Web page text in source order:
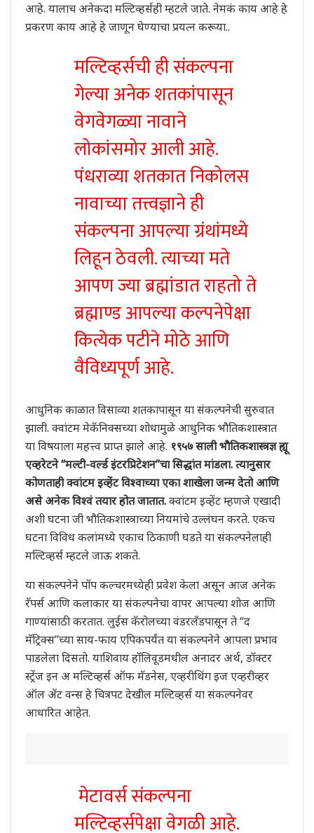
आहे. यालाच अनेकदा मल्टिव्हर्सही म्हटले जाते. नेमकं काय आहे हे
प्रकरण काय आहे हे जाणून घेण्याचा प्रयत्न करूया..
मल्टिव्हर्सची ही संकल्पना
गेल्या अनेक शतकांपासून
वेगवेगळ्या नावाने
लोकांसमोर आली आहे.
पंधराव्या शतकात निकोलस
नावाच्या तत्त्वज्ञाने ही
संकल्पना आपल्या ग्रंथांमध्ये
लिहून ठेवली. त्याच्या मते
आपण ज्या ब्रह्मांडात राहतो ते
ब्रह्माण्ड आपल्या कल्पनेपेक्षा
कित्येक पटीने मोठे आणि
वैविध्यपूर्ण आहे.
आधुनिक काळात विसाव्या शतकापासून या संकल्पनेची सुरुवात
झाली. क्वांटम मेकॅनिक्सच्या शोधामुळे आधुनिक भौतिकशास्त्रात
या विषयाला महत्त्व प्राप्त झाले आहे. १९५७ साली भौतिकशास्त्रज्ञ ह्यू
एव्हरेटने “मल्टी-वर्ल्ड इंटरप्रिटेशन”चा सिद्धांत मांडला. त्यानुसार
कोणताही क्वांटम इव्हेंट विश्वाच्या एका शाखेला जन्म देतो आणि
असे अनेक विश्वं तयार होत जातात.क्वांटम इव्हेंट म्हणजे एखादी
अशी घटना जी भौतिकशास्त्राच्या नियमांचे उल्लंघन करते. एकच
घटना विविध कलांमध्ये एकाच ठिकाणी घडते या संकल्पनेलाही
मल्टिव्हर्स म्हटले जाऊ शकते.
या संकल्पनेने पॉप कल्चरमध्येही प्रवेश केला असून आज अनेक
रॅपर्स आणि कलाकार या संकल्पनेचा वापर आपल्या शोज आणि
गाण्यांसाठी करतात. लुईस कॅरोलच्या वंडरलँडपासून ते “द
मॅट्रिक्स”च्या साय-फाय एपिकपर्यंत या संकल्पनेने आपला प्रभाव
पाडलेला दिसतो. याशिवाय हॉलिवूडमधील अनादर अर्थ, डॉक्टर
स्ट्रेंज इन अ मल्टिव्हर्स ऑफ मॅडनेस, एव्हरीथिंग इज एव्हरीव्हर
ऑल ॲट वन्स हे चित्रपट देखील मल्टिव्हर्स या संकल्पनेवर
आधारित आहेत.
मेटावर्स संकल्पना
मल्टिव्हर्सपेक्षा वेगळी आहे.